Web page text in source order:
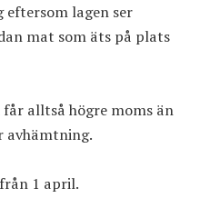
eftersom lagen ser
mat som äts på plats
alltså högre moms än
avhämtning.
1 april.